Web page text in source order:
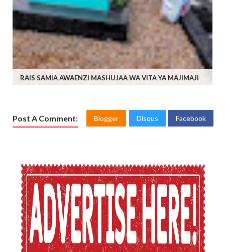
RAIS SAMIA AWAENZI MASHUJAA WA VITA YA MAJIMAJI
Post A Comment: Blogger Disqus Facebook